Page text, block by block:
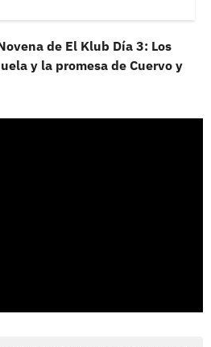
de El Klub Día 3: Los
y la promesa de Cuervo y